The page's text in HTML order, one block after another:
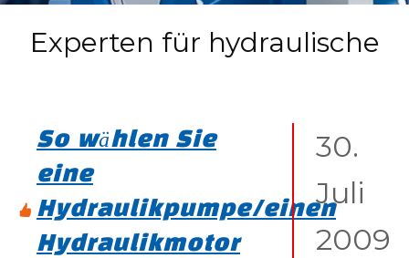
Experten für hydraulische
Lösungen und Einblicke
So wählen Sie
eine
Hydraulikpumpe/einen
Hydraulikmotor
30.
Juli
2009